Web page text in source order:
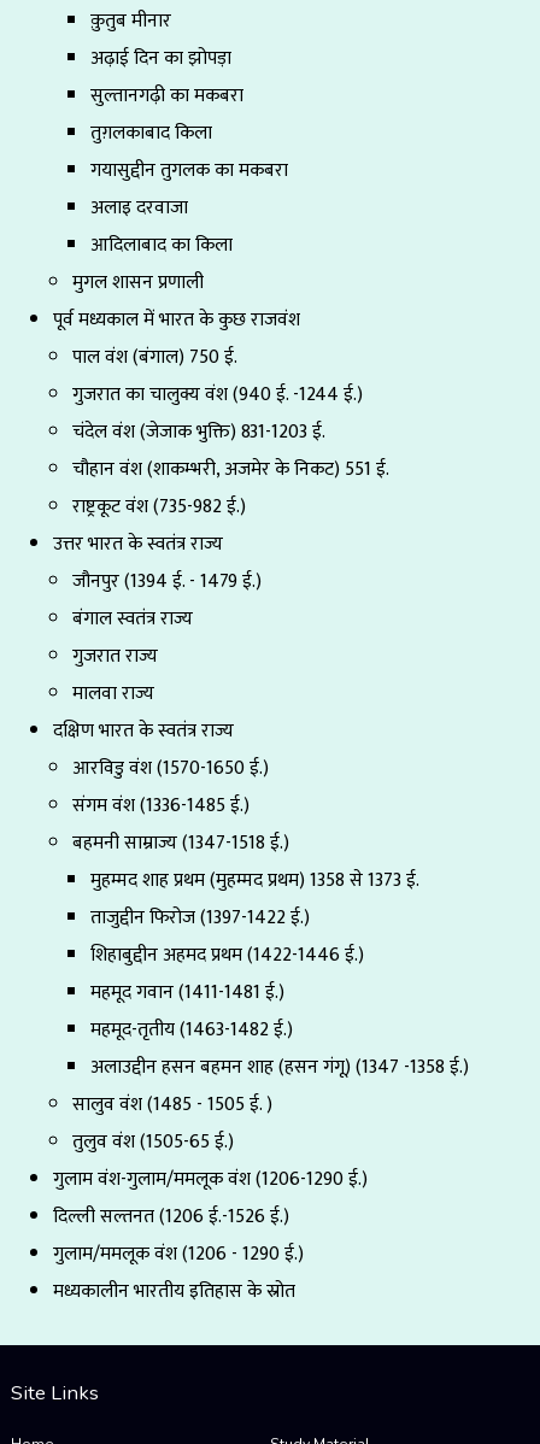
क़ुतुब मीनार
अढ़ाई दिन का झोपड़ा
सुल्तानगढ़ी का मकबरा
तुग़लकाबाद किला
गयासुद्दीन तुगलक का मकबरा
अलाइ दरवाजा
आदिलाबाद का किला
मुगल शासन प्रणाली
पूर्व मध्यकाल में भारत के कुछ राजवंश
पाल वंश (बंगाल) 750 ई.
गुजरात का चालुक्य वंश (940 ई. -1244 ई.)
चंदेल वंश (जेजाक भुक्ति) 831-1203 ई.
चौहान वंश (शाकम्भरी, अजमेर के निकट) 551 ई.
राष्ट्रकूट वंश (735-982 ई.)
उत्तर भारत के स्वतंत्र राज्य
जौनपुर (1394 ई. - 1479 ई.)
बंगाल स्वतंत्र राज्य
गुजरात राज्य
मालवा राज्य
दक्षिण भारत के स्वतंत्र राज्य
आरविडु वंश (1570-1650 ई.)
संगम वंश (1336-1485 ई.)
बहमनी साम्राज्य (1347-1518 ई.)
मुहम्मद शाह प्रथम (मुहम्मद प्रथम) 1358 से 1373 ई.
ताजुद्दीन फिरोज (1397-1422 ई.)
शिहाबुद्दीन अहमद प्रथम (1422-1446 ई.)
महमूद गवान (1411-1481 ई.)
महमूद-तृतीय (1463-1482 ई.)
अलाउद्दीन हसन बहमन शाह (हसन गंगू) (1347 -1358 ई.)
सालुव वंश (1485 - 1505 ई. )
तुलुव वंश (1505-65 ई.)
गुलाम वंश-गुलाम/ममलूक वंश (1206-1290 ई.)
दिल्ली सल्तनत (1206 ई.-1526 ई.)
गुलाम/ममलूक वंश (1206 - 1290 ई.)
मध्यकालीन भारतीय इतिहास के स्रोत
Site Links